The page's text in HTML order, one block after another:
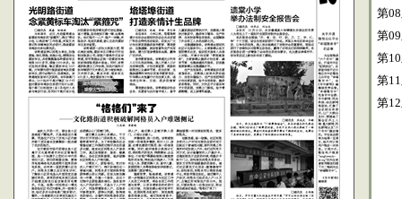
第
第
第
第
第